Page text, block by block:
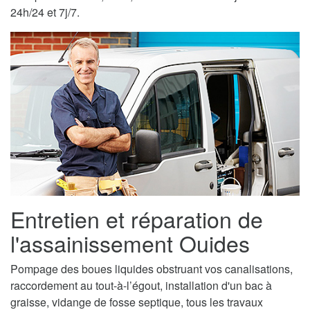
24h/24 et 7j/7.
Entretien et réparation de
l'assainissement Ouides
Pompage des boues liquides obstruant vos canalisations,
raccordement au tout-à-l’égout, installation d'un bac à
graisse, vidange de fosse septique, tous les travaux